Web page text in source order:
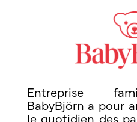
Entreprise
BabyBjörn a pour